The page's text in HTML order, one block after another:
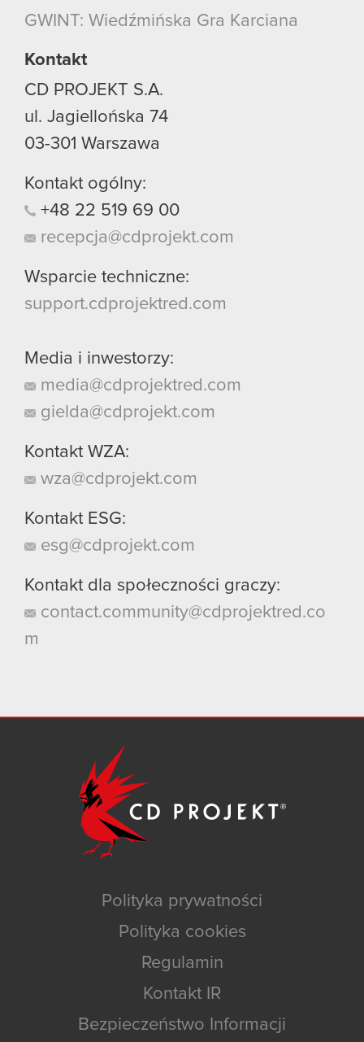
GWINT: Wiedźmińska Gra Karciana
Kontakt
CD PROJEKT S.A.
ul. Jagiellońska 74
03-301 Warszawa
Kontakt ogólny:
+48 22 519 69 00
recepcja@cdprojekt.com
Wsparcie techniczne:
support.cdprojektred.com
Media i inwestorzy:
media@cdprojektred.com
gielda@cdprojekt.com
Kontakt WZA:
wza@cdprojekt.com
Kontakt ESG:
esg@cdprojekt.com
Kontakt dla społeczności graczy:
contact.community@cdprojektred.co
m
Polityka prywatności
Polityka cookies
Regulamin
Kontakt IR
Bezpieczeństwo Informacji